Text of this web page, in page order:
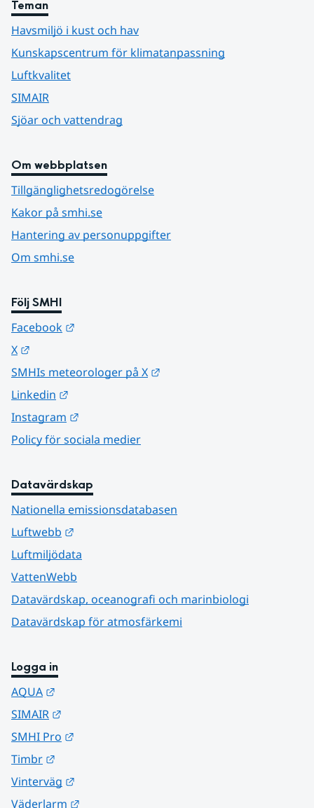
Teman
Havsmiljö i kust och hav
Kunskapscentrum för klimatanpassning
Luftkvalitet
SIMAIR
Sjöar och vattendrag
Om webbplatsen
Tillgänglighetsredogörelse
Kakor på smhi.se
Hantering av personuppgifter
Om smhi.se
Följ SMHI
Facebook
X
SMHIs meteorologer på X
Linkedin
Instagram
Policy för sociala medier
Datavärdskap
Nationella emissionsdatabasen
Luftwebb
Luftmiljödata
VattenWebb
Datavärdskap, oceanografi och marinbiologi
Datavärdskap för atmosfärkemi
Logga in
AQUA
SIMAIR
SMHI Pro
Timbr
Vinterväg
Väderlarm